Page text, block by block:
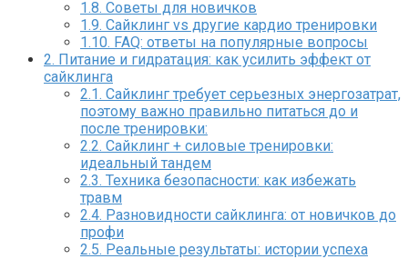
1.8. Советы для новичков
1.9. Сайклинг vs другие кардио тренировки
1.10. FAQ: ответы на популярные вопросы
2. Питание и гидратация: как усилить эффект от
сайклинга
2.1. Сайклинг требует серьезных энергозатрат,
поэтому важно правильно питаться до и
после тренировки:
2.2. Сайклинг + силовые тренировки:
идеальный тандем
2.3. Техника безопасности: как избежать
травм
2.4. Разновидности сайклинга: от новичков до
профи
2.5. Реальные результаты: истории успеха